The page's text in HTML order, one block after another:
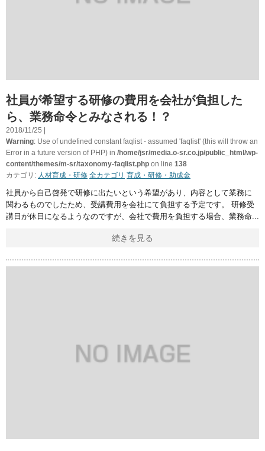
社員が希望する研修の費用を会社が負担した
ら、業務命令とみなされる！？
2018/11/25 |
Warning: Use of undefined constant faqlist - assumed 'faqlist' (this will throw an
Error in a future version of PHP) in /home/jsr/media.o-sr.co.jp/public_html/wp-
content/themes/m-sr/taxonomy-faqlist.php on line 138
カテゴリ: 人材育成・研修 全カテゴリ 育成・研修・助成金
社員から自己啓発で研修に出たいという希望があり、内容として業務に
関わるものでしたため、受講費用を会社にて負担する予定です。 研修受
講日が休日になるようなのですが、会社で費用を負担する場合、業務命
続きを見る